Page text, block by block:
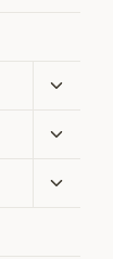
Skift
Skift
Skift